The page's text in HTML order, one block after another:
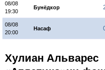
08/08
19:30
Бунёдкор
08/08
20:00
Насаф
Хулиан Альварес